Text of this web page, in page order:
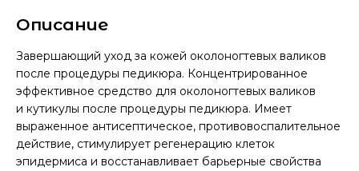
Описание
Завершающий уход за кожей околоногтевых валиков
после процедуры педикюра. Концентрированное
эффективное средство для околоногтевых валиков
и кутикулы после процедуры педикюра. Имеет
выраженное антисептическое, противовоспалительное
действие, стимулирует регенерацию клеток
эпидермиса и восстанавливает барьерные свойства